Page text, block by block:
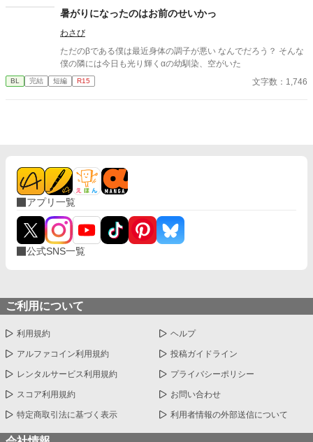
暑がりになったのはお前のせいかっ
わさび
ただのβである僕は最近身体の調子が悪い なんでだろう？ そんな
僕の隣には今日も光り輝くαの幼馴染、空がいた
BL 完結 短編 R15 文字数：1,746
アプリ一覧
公式SNS一覧
ご利用について
利用規約 ヘルプ
アルファコイン利用規約 投稿ガイドライン
レンタルサービス利用規約 プライバシーポリシー
スコア利用規約 お問い合わせ
特定商取引法に基づく表示 利用者情報の外部送信について